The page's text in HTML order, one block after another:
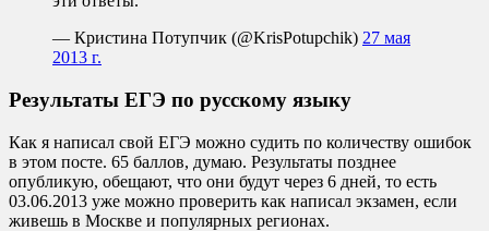
— Кристина Потупчик (@KrisPotupchik) 27 мая
2013 г.
Результаты ЕГЭ по русскому языку
Как я написал свой ЕГЭ можно судить по количеству ошибок
в этом посте. 65 баллов, думаю. Результаты позднее
опубликую, обещают, что они будут через 6 дней, то есть
03.06.2013 уже можно проверить как написал экзамен, если
живешь в Москве и популярных регионах.